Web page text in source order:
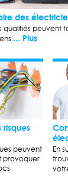
des
qualifiés peuvent
... Plus
peuvent
provoquer
En